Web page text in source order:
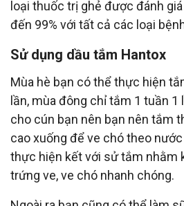
loại thuốc trị ghẻ được đánh
đến 99% với tất cả các loại
Sử dụng dầu tắm Hantox
Mùa hè bạn có thể thực hiện
lần, mùa đông chỉ tắm 1 tuần 1
cho cún bạn nên bạn nên tắm
cao xuống để ve chó theo
thực hiện kết với sử tắm nhằm
trứng ve, ve chó nhanh chóng.